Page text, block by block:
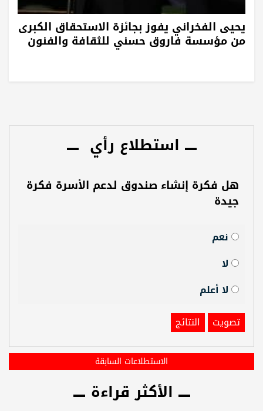
يحيى الفخراني يفوز بجائزة الاستحقاق الكبرى
من مؤسسة فاروق حسني للثقافة والفنون
استطلاع رأي
هل فكرة إنشاء صندوق لدعم الأسرة فكرة
جيدة
نعم
لا
لا أعلم
تصويت
النتائج
الاستطلاعات السابقة
الأكثر قراءة